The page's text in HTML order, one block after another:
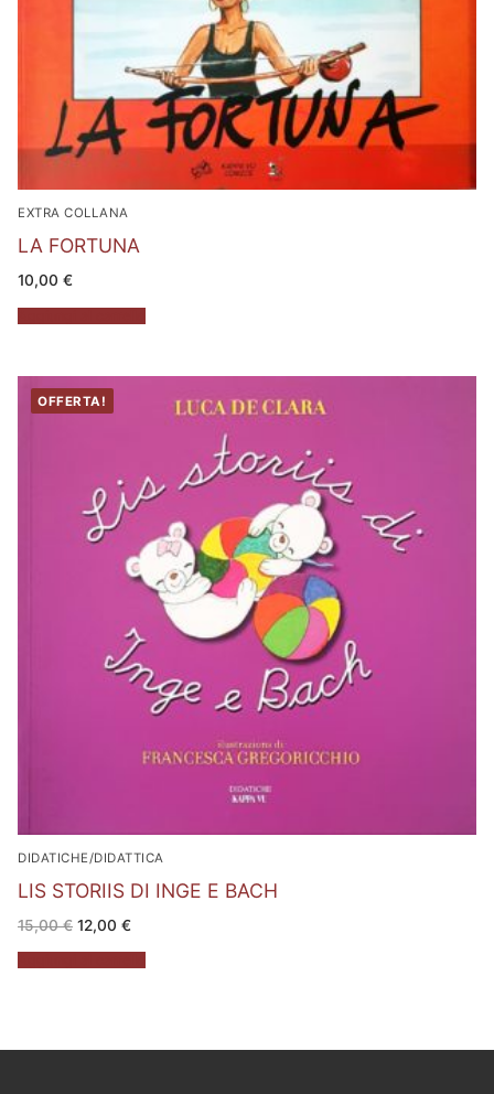
EXTRA COLLANA
LA FORTUNA
10,00 €
OFFERTA!
DIDATICHE/DIDATTICA
LIS STORIIS DI INGE E BACH
15,00€ Il
prezzo
originale
era:
12,00 €Il
attuale
è: